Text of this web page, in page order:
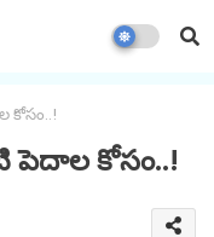
కోసం..!
పెదాల కోసం..!